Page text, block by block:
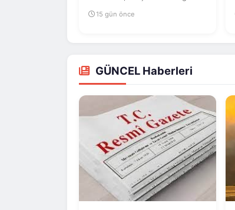
15 gün önce
GÜNCEL Haberleri